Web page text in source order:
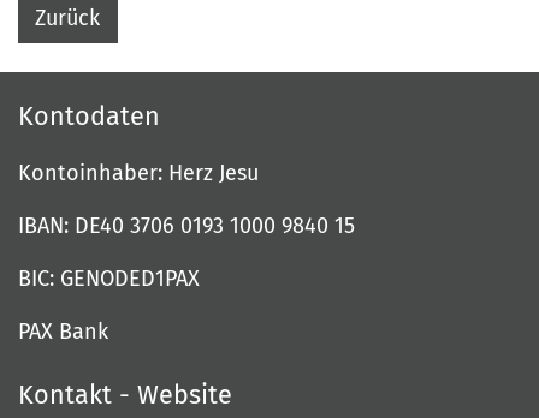
Zurück
Kontodaten
Kontoinhaber: Herz Jesu
IBAN: DE40 3706 0193 1000 9840 15
BIC: GENODED1PAX
PAX Bank
Kontakt - Website